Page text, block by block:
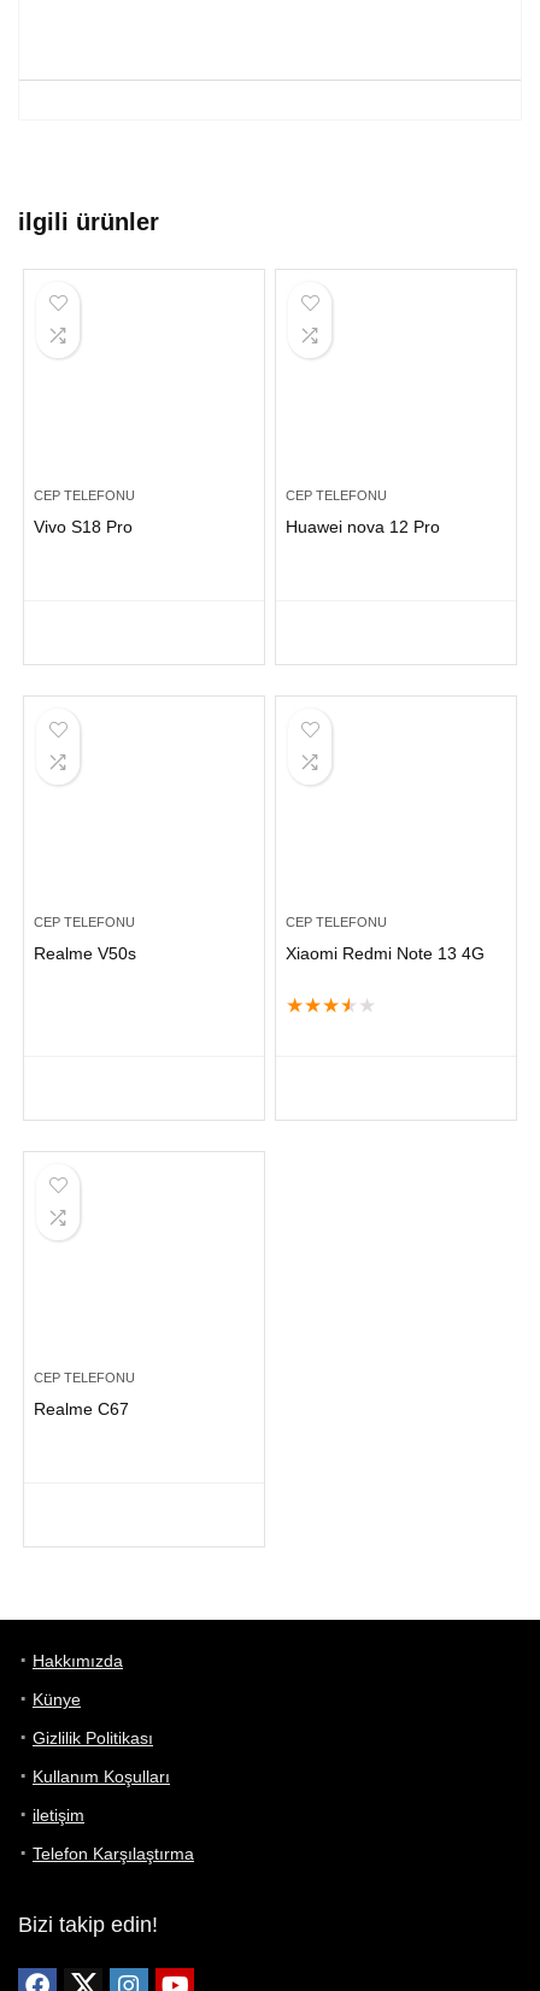
ilgili ürünler
CEP TELEFONU
Vivo S18 Pro
CEP TELEFONU
Huawei nova 12 Pro
CEP TELEFONU
Realme V50s
CEP TELEFONU
Xiaomi Redmi Note 13 4G
★★★★ ★
CEP TELEFONU
Realme C67
Hakkımızda
Künye
Gizlilik Politikası
Kullanım Koşulları
iletişim
Telefon Karşılaştırma
Bizi takip edin!